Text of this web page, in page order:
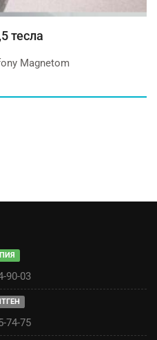
СТОМАТОЛОГИЯ
у опытных
90-03
74-75